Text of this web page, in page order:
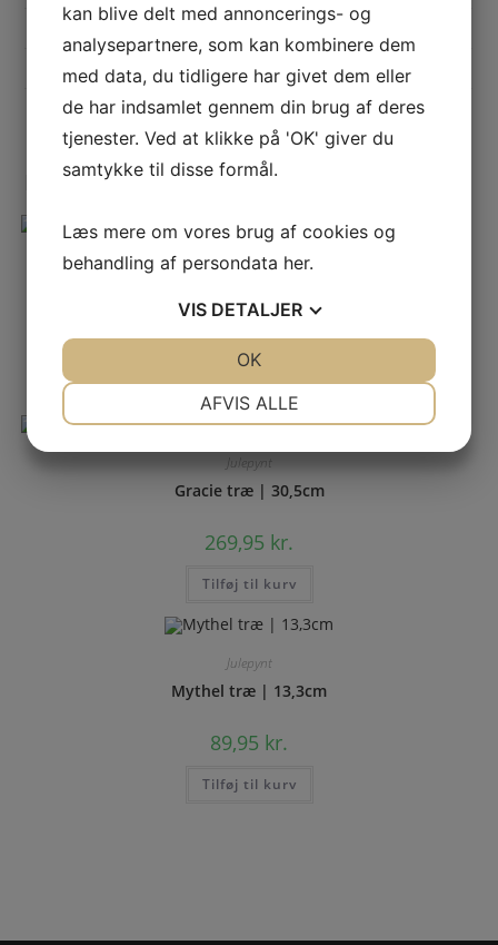
STØRRELSE
5,5 × 5 × 20 cm
FARVE
Linen, Hvid
Relaterede varer
Julepynt
69,95kr.
Tilføj til kurv
Julepynt
Gracie træ | 30,5cm
269,95 kr.
Tilføj til kurv
Julepynt
Mythel træ | 13,3cm
89,95 kr.
Tilføj til kurv
kan blive delt med annoncerings- og
analysepartnere, som kan kombinere dem
med data, du tidligere har givet dem eller
de har indsamlet gennem din brug af deres
tjenester. Ved at klikke på 'OK' giver du
samtykke til disse formål.
Læs mere om vores brug af cookies og
behandling af persondata her.
VIS DETALJER
AFVIS ALLE
OK